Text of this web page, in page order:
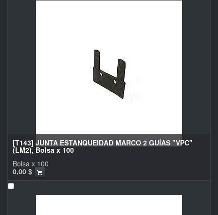
[T143] JUNTA ESTANQUEIDAD MARCO 2 GUÍAS "VPC"
(LM2), Bolsa x 100
0,00 $
Bolsa x 100